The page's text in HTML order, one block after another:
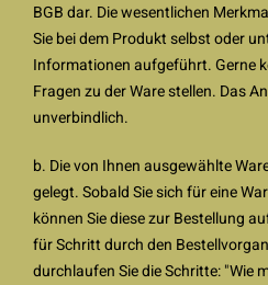
BGB dar. Die wesentlichen
Sie bei dem Produkt selbst oder
Informationen aufgeführt. Gerne
Fragen zu der Ware stellen. Das
unverbindlich.
b. Die von Ihnen ausgewählte
gelegt. Sobald Sie sich für eine
können Sie diese zur Bestellung
für Schritt durch den
durchlaufen Sie die Schritte: "Wie